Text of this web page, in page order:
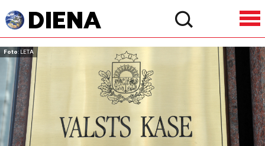
Foto: LETA